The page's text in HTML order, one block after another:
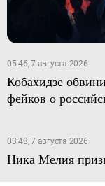
05:46, 7 августа 2026
Кобахидзе
фейков о
03:48, 7 августа 2026
Ника Мелия